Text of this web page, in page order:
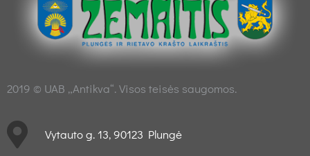
2019 © UAB „Antikva“. Visos teisės saugomos.
Vytauto g. 13, 90123 Plungė